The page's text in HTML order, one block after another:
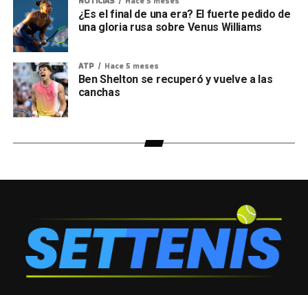
¿Es el final de una era? El fuerte pedido de
una gloria rusa sobre Venus Williams
ATP Hace 5 meses
Ben Shelton se recuperó y vuelve a las
canchas